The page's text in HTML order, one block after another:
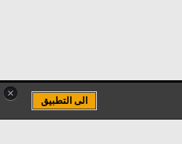
×
الى التطبيق